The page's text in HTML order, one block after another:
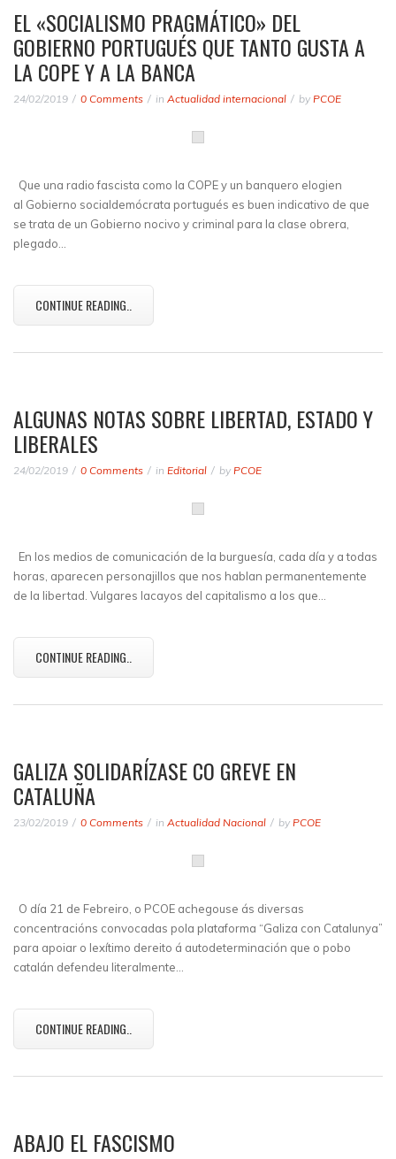
EL «SOCIALISMO PRAGMÁTICO» DEL
GOBIERNO PORTUGUÉS QUE TANTO GUSTA A
LA COPE Y A LA BANCA
24/02/2019 0 Comments in Actualidad internacional by PCOE
Que una radio fascista como la COPE y un banquero elogien
al Gobierno socialdemócrata portugués es buen indicativo de que
se trata de un Gobierno nocivo y criminal para la clase obrera,
plegado…
CONTINUE READING..
ALGUNAS NOTAS SOBRE LIBERTAD, ESTADO Y
LIBERALES
24/02/2019 0 Comments in Editorial by PCOE
En los medios de comunicación de la burguesía, cada día y a todas
horas, aparecen personajillos que nos hablan permanentemente
de la libertad. Vulgares lacayos del capitalismo a los que…
CONTINUE READING..
GALIZA SOLIDARÍZASE CO GREVE EN
CATALUÑA
23/02/2019 0 Comments in Actualidad Nacional by PCOE
O día 21 de Febreiro, o PCOE achegouse ás diversas
concentracións convocadas pola plataforma “Galiza con Catalunya”
para apoiar o lexítimo dereito á autodeterminación que o pobo
catalán defendeu literalmente…
CONTINUE READING..
ABAJO EL FASCISMO